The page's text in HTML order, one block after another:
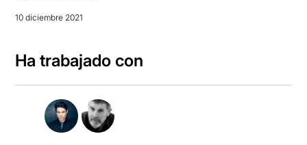
10 diciembre 2021
Ha trabajado con